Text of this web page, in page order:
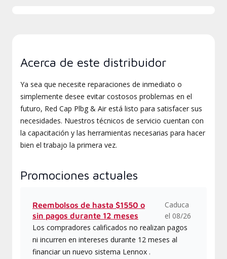
Acerca de este distribuidor
Ya sea que necesite reparaciones de inmediato o
simplemente desee evitar costosos problemas en el
futuro, Red Cap Plbg & Air está listo para satisfacer sus
necesidades. Nuestros técnicos de servicio cuentan con
la capacitación y las herramientas necesarias para hacer
bien el trabajo la primera vez.
Promociones actuales
Reembolsos de hasta $1550 o
sin pagos durante 12 meses
Caduca
el 08/26
Los compradores calificados no realizan pagos
ni incurren en intereses durante 12 meses al
financiar un nuevo sistema Lennox .